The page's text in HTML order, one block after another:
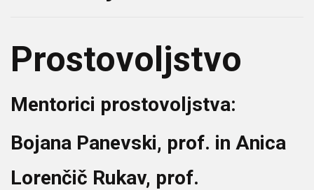
Prostovoljstvo
Mentorici prostovoljstva:
Bojana Panevski, prof. in Anica
Lorenčič Rukav, prof.